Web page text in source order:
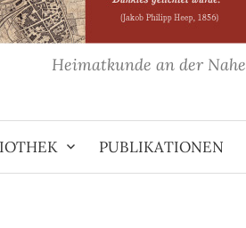
Heimatkunde an der Nahe
PUBLIKATIONEN